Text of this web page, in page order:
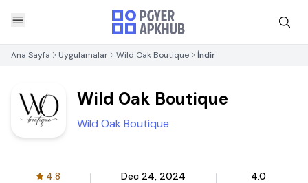
Ana Sayfa Uygulamalar Wild Oak Boutique İndir
Wild Oak Boutique
Wild Oak Boutique
4.8 Dec 24, 2024 4.0